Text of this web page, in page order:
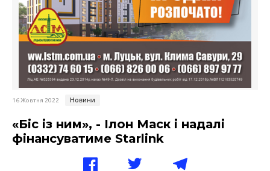
16 Жовтня 2022 Новини
«Біс із ним», - Ілон Маск і надалі
фінансуватиме Starlink